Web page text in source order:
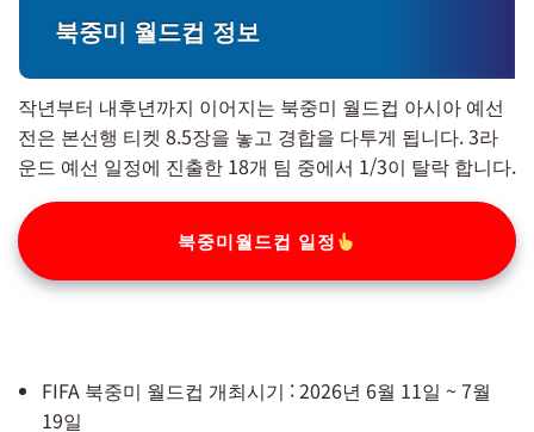
북중미 월드컵 정보
작년부터 내후년까지 이어지는 북중미 월드컵 아시아 예선
전은 본선행 티켓 8.5장을 놓고 경합을 다투게 됩니다. 3라
운드 예선 일정에 진출한 18개 팀 중에서 1/3이 탈락 합니다.
북중미월드컵 일정
FIFA 북중미 월드컵 개최시기 : 2026년 6월 11일 ~ 7월
19일